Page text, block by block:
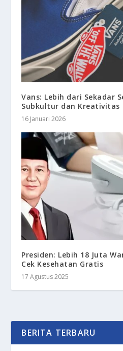
Vans: Lebih dari Sekadar
Subkultur dan Kreativitas
16 Januari 2026
Presiden: Lebih 18 Juta
Cek Kesehatan Gratis
17 Agustus 2025
BERITA TERBARU